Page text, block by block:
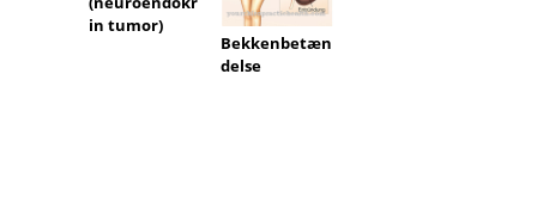
in tumor)
Bekkenbetæn
delse